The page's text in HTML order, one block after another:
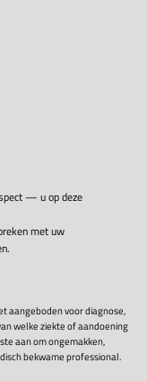
— u op deze
met uw
aangeboden voor diagnose,
welke ziekte of aandoening
aan om ongemakken,
bekwame professional.